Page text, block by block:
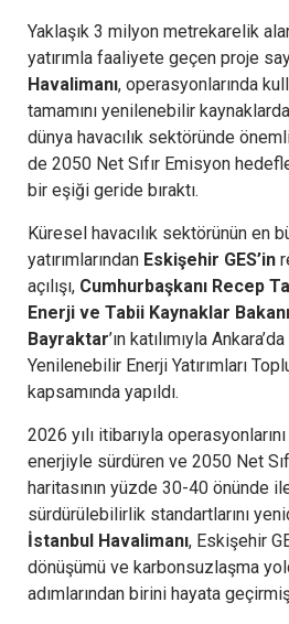
Yaklaşık 3 milyon metrekarelik
yatırımla faaliyete geçen proje
Havalimanı, operasyonlarında
tamamını yenilenebilir
dünya havacılık sektöründe
de 2050 Net Sıfır Emisyon
bir eşiği geride bıraktı.
Küresel havacılık sektörünün en
yatırımlarından Eskişehir GES’in
açılışı, Cumhurbaşkanı Recep
Enerji ve Tabii Kaynaklar
Bayraktar’ın katılımıyla
Yenilenebilir Enerji Yatırımları
kapsamında yapıldı.
2026 yılı itibarıyla
enerjiyle sürdüren ve 2050 Net
haritasının yüzde 30-40 önünde
sürdürülebilirlik standartlarını
İstanbul Havalimanı, Eskişehir
dönüşümü ve karbonsuzlaşma
adımlarından birini hayata